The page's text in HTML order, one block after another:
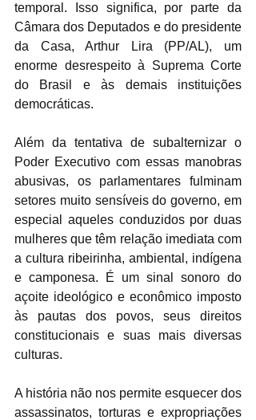
temporal. Isso significa, por parte da
Câmara dos Deputados e do presidente
da Casa, Arthur Lira (PP/AL), um
enorme desrespeito à Suprema Corte
do Brasil e às demais instituições
democráticas.
Além da tentativa de subalternizar o
Poder Executivo com essas manobras
abusivas, os parlamentares fulminam
setores muito sensíveis do governo, em
especial aqueles conduzidos por duas
mulheres que têm relação imediata com
a cultura ribeirinha, ambiental, indígena
e camponesa. É um sinal sonoro do
açoite ideológico e econômico imposto
às pautas dos povos, seus direitos
constitucionais e suas mais diversas
culturas.
A história não nos permite esquecer dos
assassinatos, torturas e expropriações